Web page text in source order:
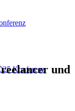
Konferenz
und